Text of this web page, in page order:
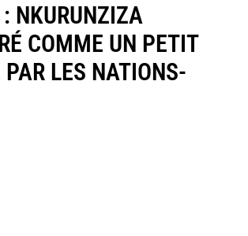
NKURUNZIZA
COMME UN PETIT
PAR LES NATIONS-